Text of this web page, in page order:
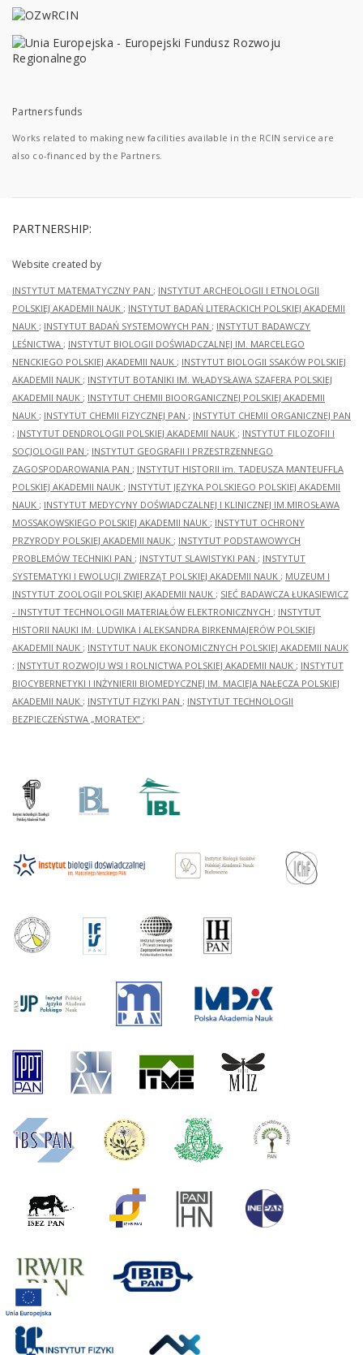
Partners funds
Works related to making new facilities available in the RCIN service are
also co-financed by the Partners.
PARTNERSHIP:
Website created by
INSTYTUT MATEMATYCZNY PAN ; INSTYTUT ARCHEOLOGII I ETNOLOGII
POLSKIEJ AKADEMII NAUK ; INSTYTUT BADAŃ LITERACKICH POLSKIEJ AKADEMII
NAUK ; INSTYTUT BADAŃ SYSTEMOWYCH PAN ; INSTYTUT BADAWCZY
LEŚNICTWA ; INSTYTUT BIOLOGII DOŚWIADCZALNEJ IM. MARCELEGO
NENCKIEGO POLSKIEJ AKADEMII NAUK ; INSTYTUT BIOLOGII SSAKÓW POLSKIEJ
AKADEMII NAUK ; INSTYTUT BOTANIKI IM. WŁADYSŁAWA SZAFERA POLSKIEJ
AKADEMII NAUK ; INSTYTUT CHEMII BIOORGANICZNEJ POLSKIEJ AKADEMII
NAUK ; INSTYTUT CHEMII FIZYCZNEJ PAN ; INSTYTUT CHEMII ORGANICZNEJ PAN
; INSTYTUT DENDROLOGII POLSKIEJ AKADEMII NAUK ; INSTYTUT FILOZOFII I
SOCJOLOGII PAN ; INSTYTUT GEOGRAFII I PRZESTRZENNEGO
ZAGOSPODAROWANIA PAN ; INSTYTUT HISTORII im. TADEUSZA MANTEUFFLA
POLSKIEJ AKADEMII NAUK ; INSTYTUT JĘZYKA POLSKIEGO POLSKIEJ AKADEMII
NAUK ; INSTYTUT MEDYCYNY DOŚWIADCZALNEJ I KLINICZNEJ IM.MIROSŁAWA
MOSSAKOWSKIEGO POLSKIEJ AKADEMII NAUK ; INSTYTUT OCHRONY
PRZYRODY POLSKIEJ AKADEMII NAUK ; INSTYTUT PODSTAWOWYCH
PROBLEMÓW TECHNIKI PAN ; INSTYTUT SLAWISTYKI PAN ; INSTYTUT
SYSTEMATYKI I EWOLUCJI ZWIERZĄT POLSKIEJ AKADEMII NAUK ; MUZEUM I
INSTYTUT ZOOLOGII POLSKIEJ AKADEMII NAUK ; SIEĆ BADAWCZA ŁUKASIEWICZ
- INSTYTUT TECHNOLOGII MATERIAŁÓW ELEKTRONICZNYCH ; INSTYTUT
HISTORII NAUKI IM. LUDWIKA I ALEKSANDRA BIRKENMAJERÓW POLSKIEJ
AKADEMII NAUK ; INSTYTUT NAUK EKONOMICZNYCH POLSKIEJ AKADEMII NAUK
; INSTYTUT ROZWOJU WSI I ROLNICTWA POLSKIEJ AKADEMII NAUK ; INSTYTUT
BIOCYBERNETYKI I INŻYNIERII BIOMEDYCZNEJ IM. MACIEJA NAŁĘCZA POLSKIEJ
AKADEMII NAUK ; INSTYTUT FIZYKI PAN ; INSTYTUT TECHNOLOGII
BEZPIECZEŃSTWA „MORATEX” ;